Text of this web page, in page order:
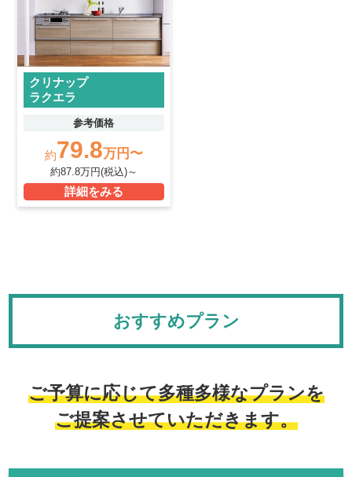
クリナップ
ラクエラ
参考価格
約79.8万円〜
約87.8万円(税込)～
詳細をみる
おすすめプラン
ご予算に応じて多種多様なプランを
ご提案させていただきます。